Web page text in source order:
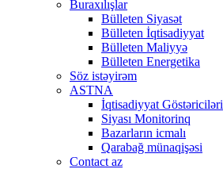
Buraxılışlar
Bülleten Siyasət
Bülleten İqtisadiyyat
Bülleten Maliyyə
Bülleten Energetika
Söz istəyirəm
ASTNA
İqtisadiyyat Göstəriciləri
Siyası Monitorinq
Bazarların icmalı
Qarabağ münaqişəsi
Contact az